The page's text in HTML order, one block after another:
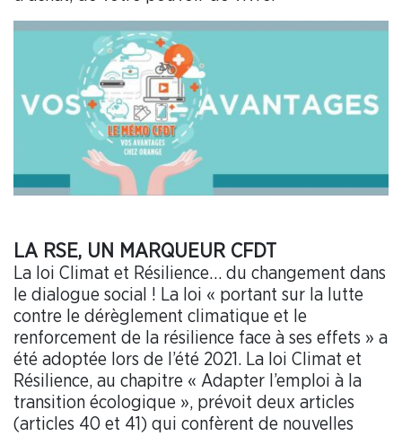
LA RSE, UN MARQUEUR CFDT
La loi Climat et Résilience… du changement dans
le dialogue social ! La loi « portant sur la lutte
contre le dérèglement climatique et le
renforcement de la résilience face à ses effets » a
été adoptée lors de l’été 2021. La loi Climat et
Résilience, au chapitre « Adapter l’emploi à la
transition écologique », prévoit deux articles
(articles 40 et 41) qui confèrent de nouvelles